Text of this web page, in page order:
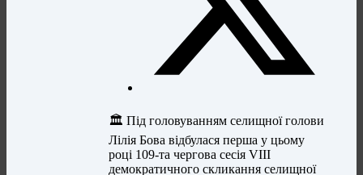
🏛 Під головуванням селищної голови
Лілія Бова відбулася перша у цьому
році 109-та чергова сесія VIII
демократичного скликання селищної